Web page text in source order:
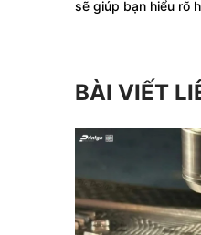
sẽ giúp bạn hiểu rõ
BÀI VIẾT